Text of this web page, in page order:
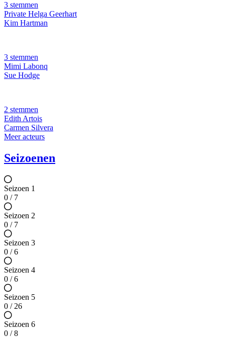
3 stemmen
Private Helga Geerhart
Kim Hartman
3 stemmen
Mimi Labonq
Sue Hodge
2 stemmen
Edith Artois
Carmen Silvera
Meer acteurs
Seizoenen
Seizoen 1
0 / 7
Seizoen 2
0 / 7
Seizoen 3
0 / 6
Seizoen 4
0 / 6
Seizoen 5
0 / 26
Seizoen 6
0 / 8